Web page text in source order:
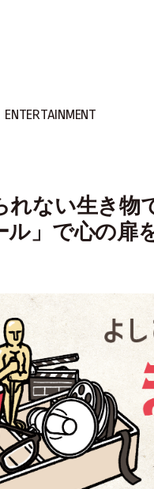
ENTERTAINMENT
れない生き物
」で心の扉